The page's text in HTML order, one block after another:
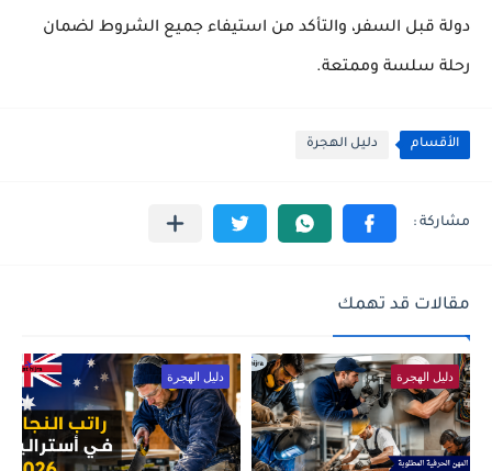
دولة قبل السفر، والتأكد من استيفاء جميع الشروط لضمان
رحلة سلسة وممتعة.
الأقسام دليل الهجرة
مقالات قد تهمك
دليل الهجرة دليل الهجرة